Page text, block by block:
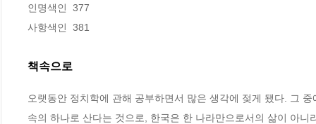
인명색인  377
사항색인  381
책속으로
오랫동안 정치학에 관해 공부하면서 많은 생각에 젖게 됐다. 그
속의 하나로 산다는 것으로, 한국은 한 나라만으로서의 삶이 아